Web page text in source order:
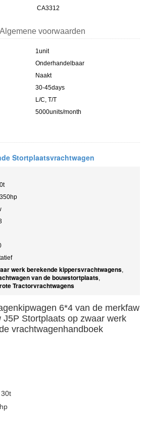
CA3312
voorwaarden
1unit
Onderhandelbaar
Naakt
30-45days
L/C, T/T
5000units/month
Stortplaatsvrachtwagen
werk berekende kippersvrachtwagens,
van de bouwstortplaats,
Tractorvrachtwagens
6*4 van de merkfaw
J5P Stortplaats op zwaar werk
vrachtwagenhandboek